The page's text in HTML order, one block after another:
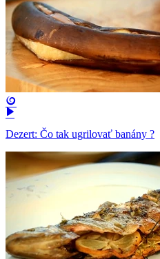
Dezert: Čo tak ugrilovať banány ?